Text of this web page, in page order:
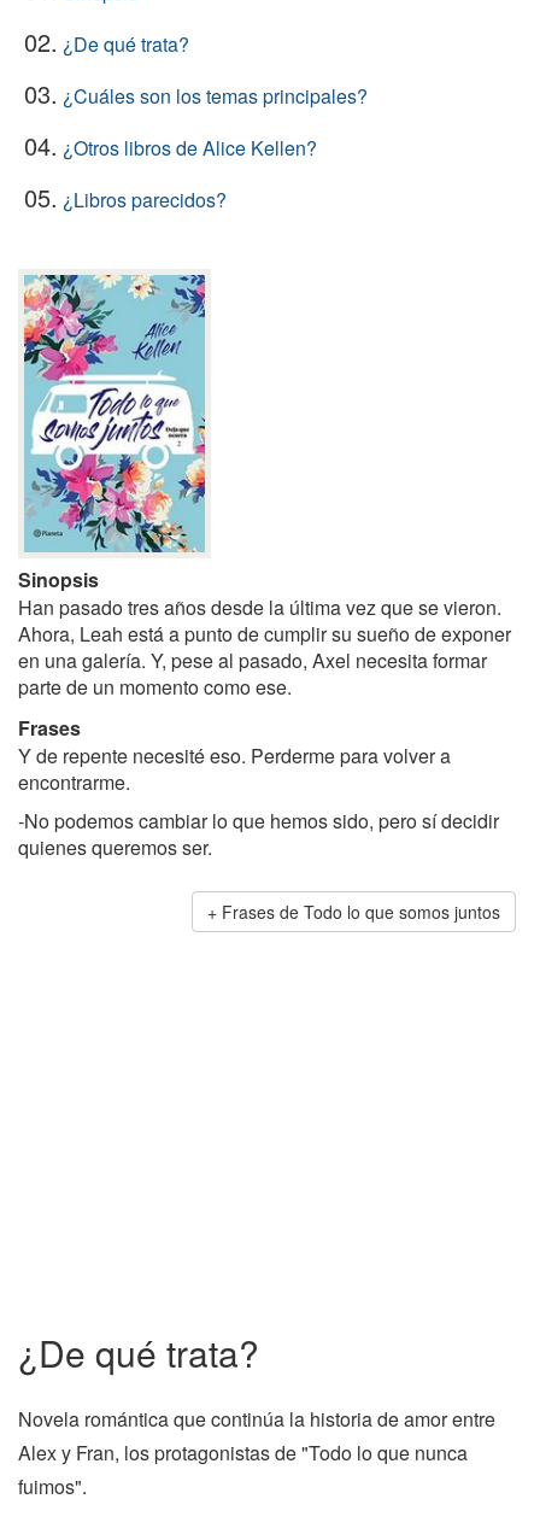
02. ¿De qué trata?
03. ¿Cuáles son los temas principales?
04. ¿Otros libros de Alice Kellen?
05. ¿Libros parecidos?
Sinopsis
Han pasado tres años desde la última vez que se vieron.
Ahora, Leah está a punto de cumplir su sueño de exponer
en una galería. Y, pese al pasado, Axel necesita formar
parte de un momento como ese.
Frases
Y de repente necesité eso. Perderme para volver a
encontrarme.
-No podemos cambiar lo que hemos sido, pero sí decidir
quienes queremos ser.
Frases de Todo lo que somos juntos
¿De qué trata?
Novela romántica que continúa la historia de amor entre
Alex y Fran, los protagonistas de "Todo lo que nunca
fuimos".